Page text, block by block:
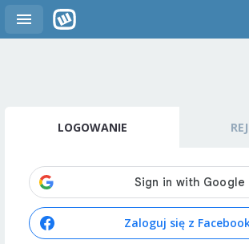
LOGOWANIE
Zaloguj się z